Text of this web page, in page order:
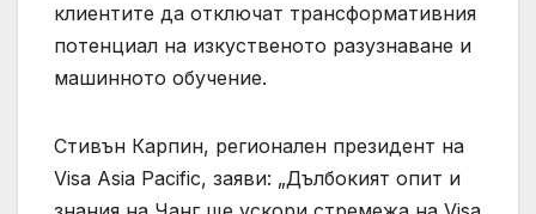
клиентите да отключат трансформативния
потенциал на изкуственото разузнаване и
машинното обучение.
Стивън Карпин, регионален президент на
Visa Asia Pacific, заяви: „Дълбокият опит и